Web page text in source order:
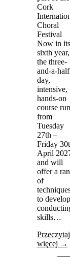
Cork
Choral
Festival
Now in its
sixth year,
the three-
and-a-
day,
intensive,
hands-on
course
from
Tuesday
27th –
Friday
April
and will
offer a
of
to develop
skills…
Przeczytaj
więcej →